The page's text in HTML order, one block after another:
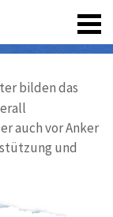
bilden das
auch vor Anker
und